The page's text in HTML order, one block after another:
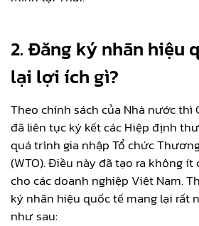
2. Đăng ký nhãn hiệu
lại lợi ích gì?
Theo chính sách của Nhà nước thì
đã liên tục ký kết các Hiệp định
quá trình gia nhập Tổ chức
(WTO). Điều này đã tạo ra không
cho các doanh nghiệp Việt Nam.
ký nhãn hiệu quốc tế mang lại rất
như sau: